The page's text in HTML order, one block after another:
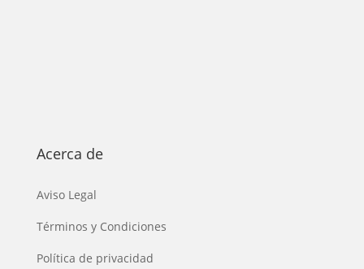
Acerca de
Aviso Legal
Términos y Condiciones
Política de privacidad